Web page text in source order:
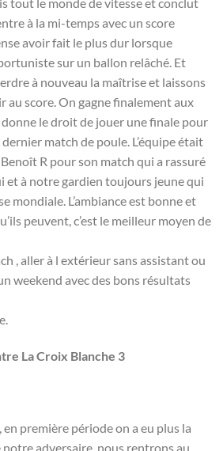
à la mi-temps avec un score
avoir fait le plus dur lorsque
sur un ballon relâché. Et
à nouveau la maîtrise et laissons
au score. On gagne finalement aux
le droit de jouer une finale pour
match de poule. L’équipe était
R pour son match qui a rassuré
et à notre gardien toujours jeune qui
mondiale. L’ambiance est bonne et
peuvent, c’est le meilleur moyen de
, aller à l extérieur sans assistant ou
weekend avec des bons résultats
La Croix Blanche 3
en première période on a eu plus la
adversaire, nous rentrons au